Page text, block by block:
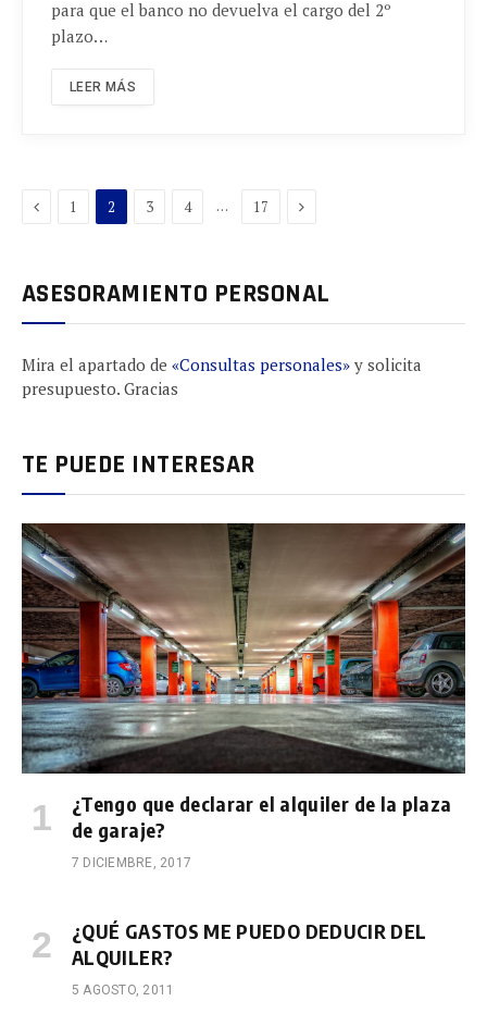
para que el banco no devuelva el cargo del 2º
plazo…
LEER MÁS
Previous
1 2 3 4 … 17 Next
ASESORAMIENTO PERSONAL
Mira el apartado de «Consultas personales» y solicita
presupuesto. Gracias
TE PUEDE INTERESAR
¿Tengo que declarar el alquiler de la plaza
de garaje?
7 DICIEMBRE, 2017
¿QUÉ GASTOS ME PUEDO DEDUCIR DEL
ALQUILER?
5 AGOSTO, 2011